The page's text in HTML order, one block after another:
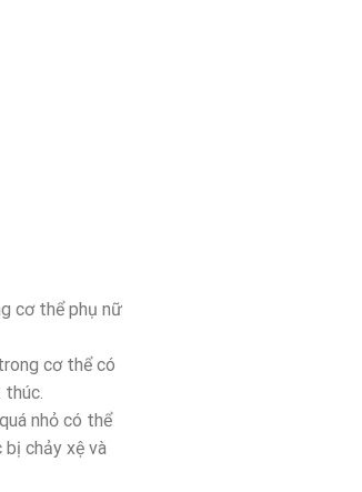
cơ thể phụ nữ
cơ thể có
thúc.
nhỏ có thể
bị chảy xệ và